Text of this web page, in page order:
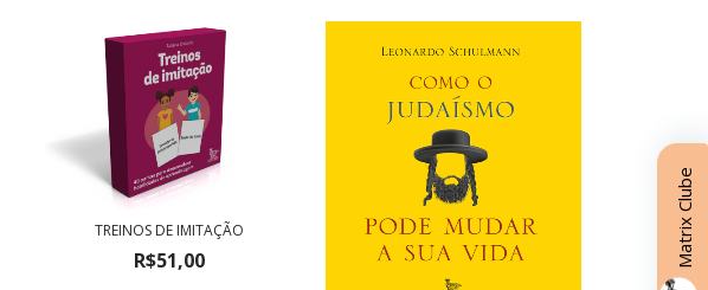
TREINOS DE IMITAÇÃO
R$51,00 Matrix Clube